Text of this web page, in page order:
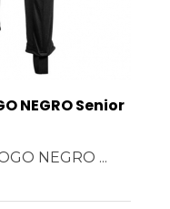
NEGRO Senior
NEGRO ...